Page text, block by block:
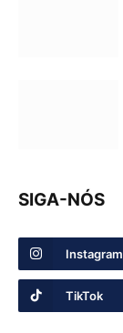
SIGA-NÓS
Instagram
TikTok